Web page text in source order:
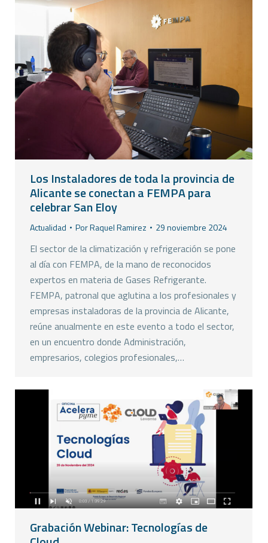
Los Instaladores de toda la provincia de
Alicante se conectan a FEMPA para
celebrar San Eloy
Actualidad PorRaquel Ramirez 29 noviembre 2024
El sector de la climatización y refrigeración se pone
al día con FEMPA, de la mano de reconocidos
expertos en materia de Gases Refrigerante.
FEMPA, patronal que aglutina a los profesionales y
empresas instaladoras de la provincia de Alicante,
reúne anualmente en este evento a todo el sector,
en un encuentro donde Administración,
empresarios, colegios profesionales,…
Grabación Webinar: Tecnologías de